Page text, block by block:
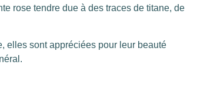
rose tendre due à des traces de titane, de
elles sont appréciées pour leur beauté